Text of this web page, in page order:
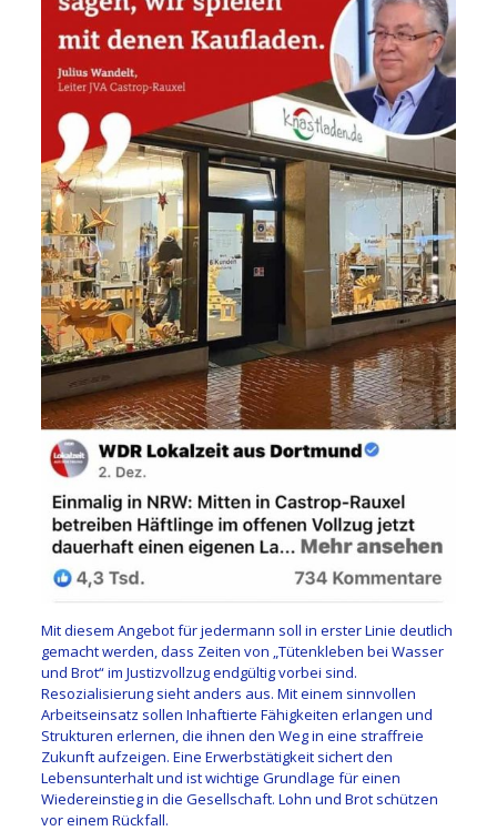
Mit diesem Angebot für jedermann soll in erster Linie deutlich
gemacht werden, dass Zeiten von „Tütenkleben bei Wasser
und Brot“ im Justizvollzug endgültig vorbei sind.
Resozialisierung sieht anders aus. Mit einem sinnvollen
Arbeitseinsatz sollen Inhaftierte Fähigkeiten erlangen und
Strukturen erlernen, die ihnen den Weg in eine straffreie
Zukunft aufzeigen. Eine Erwerbstätigkeit sichert den
Lebensunterhalt und ist wichtige Grundlage für einen
Wiedereinstieg in die Gesellschaft. Lohn und Brot schützen
vor einem Rückfall.